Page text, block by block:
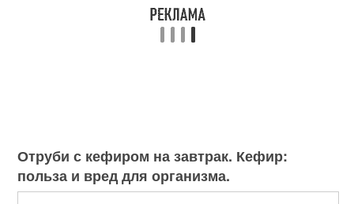
Отруби с кефиром на завтрак. Кефир:
польза и вред для организма.